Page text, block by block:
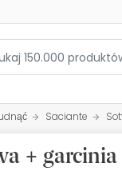
Saciante
+